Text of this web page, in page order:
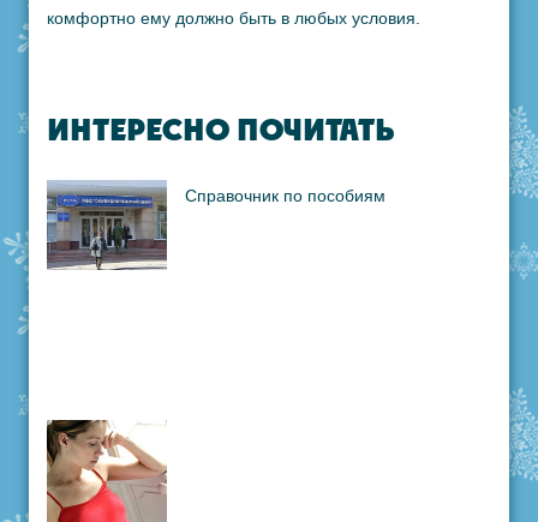
комфортно ему должно быть в любых условия.
ИНТЕРЕСНО ПОЧИТАТЬ
Справочник по пособиям